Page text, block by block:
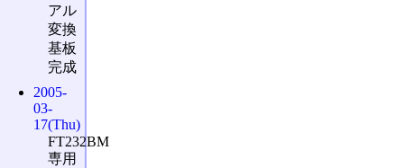
アル
変換
基板
完成
2005-
03-
17(Thu)
FT232BM
専用